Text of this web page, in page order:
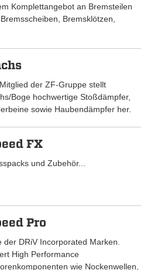
Komplettangebot an Bremsteilen
Bremsklötzen,
der ZF-Gruppe stellt
Boge hochwertige Stoßdämpfer,
sowie Haubendämpfer her.
FX
und Zubehör...
Pro
der DRiV Incorporated Marken.
High Performance
wie Nockenwellen,